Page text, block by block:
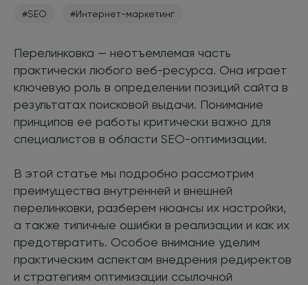
#SEO #Интернет-маркетинг
Перелинковка — неотъемлемая часть
практически любого веб-ресурса. Она играет
ключевую роль в определении позиций сайта в
результатах поисковой выдачи. Понимание
принципов ее работы критически важно для
специалистов в области SEO-оптимизации.
В этой статье мы подробно рассмотрим
преимущества внутренней и внешней
перелинковки, разберем нюансы их настройки,
а также типичные ошибки в реализации и как их
предотвратить. Особое внимание уделим
практическим аспектам внедрения редиректов
и стратегиям оптимизации ссылочной